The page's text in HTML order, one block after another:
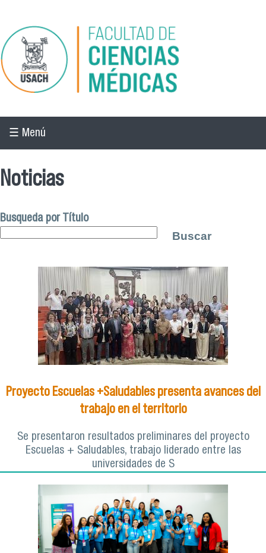
Pasar al contenido principal
☰ Menú
Noticias
Busqueda por Título
Proyecto Escuelas +Saludables presenta avances del
trabajo en el territorio
Se presentaron resultados preliminares del proyecto
Escuelas + Saludables, trabajo liderado entre las
universidades de S